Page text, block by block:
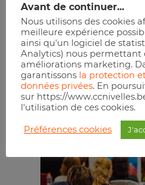
Place Albert
1er, 2
Nivelles, 1400
Belgium
+ Google Map
Réserver
Avant de continuer...
Nous utilisons des cookies
meilleure expérience
ainsi qu'un logiciel de
Analytics) nous permettant
améliorations marketing.
garantissons la protection
données privées. En
sur https://
l'utilisation de ces cookies.
Préférences cookies